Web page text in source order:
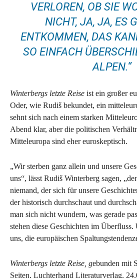
VERLOREN, OB SIE
NICHT, JA, JA, ES
ENTKOMMEN, DAS
SO EINFACH
ALPEN.“
Winterbergs letzte Reise ist ein großer
Oder, wie Rudiš bekundet, ein
sehnt sich nach einem starken
Abend klar, aber die politischen
Mitteleuropa sind eher euroskeptisch.
„Wir sterben ganz allein und unsere
uns“, lässt Rudiš Winterberg sagen,
niemand, der sich für unsere
der historisch durchschaut und
man sich nicht wundern, was gerade
stehen diese Geschichten im
uns, die europäischen
Winterbergs letzte Reise, gebunden mit
Seiten, Luchterhand Literaturverlag,